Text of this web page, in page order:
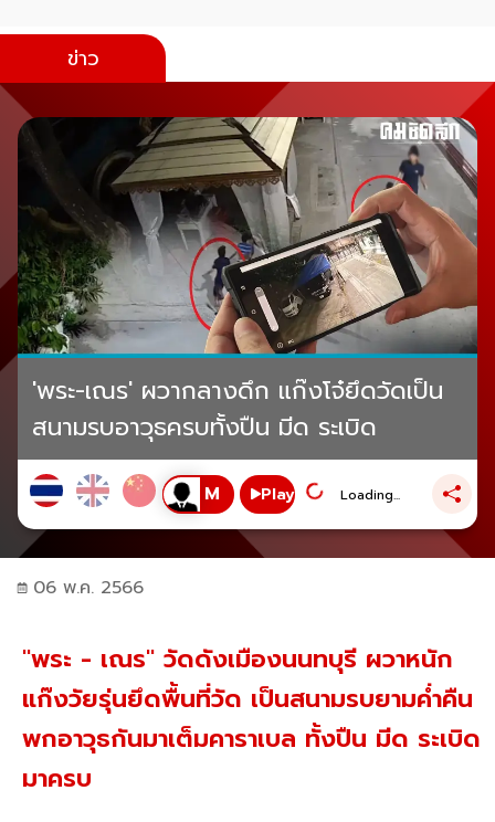
ข่าว
'พระ-เณร' ผวากลางดึก แก๊งโจ๋ยึดวัดเป็น
สนามรบอาวุธครบทั้งปืน มีด ระเบิด
Play Loading...
06 พ.ค. 2566
"พระ - เณร" วัดดังเมืองนนทบุรี ผวาหนัก
แก๊งวัยรุ่นยึดพื้นที่วัด เป็นสนามรบยามค่ำคืน
พกอาวุธกันมาเต็มคาราเบล ทั้งปืน มีด ระเบิด
มาครบ